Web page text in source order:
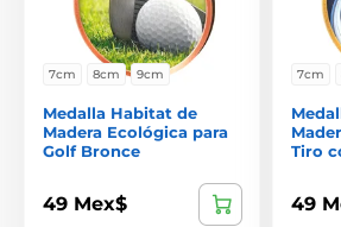
7cm 8cm 9cm
Medalla Habitat de
Madera Ecológica para
Golf Bronce
49 Mex$
7cm
Tiro
49